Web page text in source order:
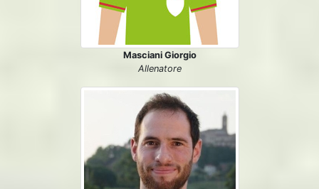
Masciani Giorgio
Allenatore